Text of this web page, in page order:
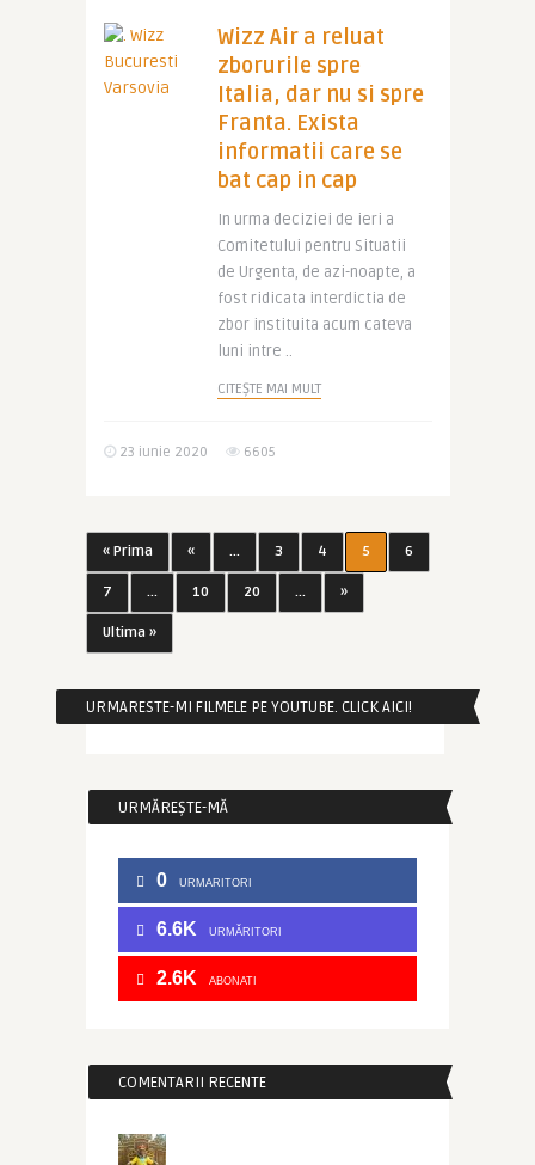
Wizz Air a reluat
zborurile spre
Italia, dar nu si spre
Franta. Exista
informatii care se
bat cap in cap
In urma deciziei de ieri a
Comitetului pentru Situatii
de Urgenta, de azi-noapte, a
fost ridicata interdictia de
zbor instituita acum cateva
luni intre ..
CITEȘTE MAI MULT
23 iunie 2020 6605
« Prima « ... 3 4 5 6
7 ... 10 20 ... »
Ultima »
URMARESTE-MI FILMELE PE YOUTUBE. CLICK AICI!
URMĂREȘTE-MĂ
0 URMARITORI
6.6K URMĂRITORI
2.6K ABONATI
COMENTARII RECENTE